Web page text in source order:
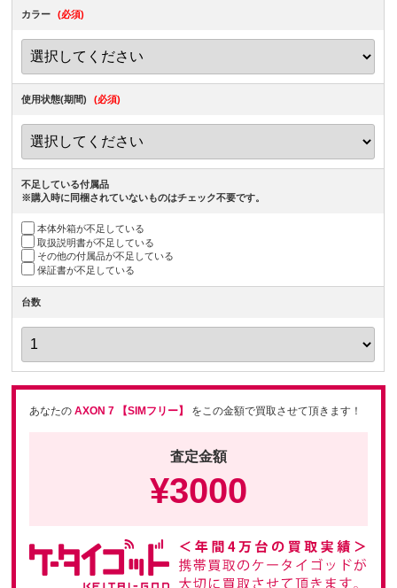
カラー (必須)
使用状態(期間) (必須)
不足している付属品
※購入時に同梱されていないものはチェック不要です。
本体外箱が不足している
取扱説明書が不足している
その他の付属品が不足している
保証書が不足している
台数
あなたのAXON 7 【SIMフリー】 をこの金額で買取させて頂きます！
査定金額
¥3000